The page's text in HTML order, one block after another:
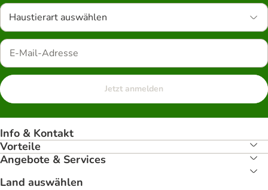
Haustierart auswählen
Jetzt anmelden
Info & Kontakt
Vorteile
Angebote & Services
Land auswählen